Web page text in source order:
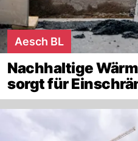
Aesch BL
Nachhaltige
sorgt für